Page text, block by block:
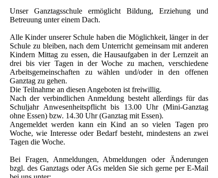
Unser Ganztagsschule ermöglicht Bildung, Erziehung und
Betreuung unter einem Dach.
Alle Kinder unserer Schule haben die Möglichkeit, länger in der
Schule zu bleiben, nach dem Unterricht gemeinsam mit anderen
Kindern Mittag zu essen, die Hausaufgaben in der Lernzeit an
drei bis vier Tagen in der Woche zu machen, verschiedene
Arbeitsgemeinschaften zu wählen und/oder in den offenen
Ganztag zu gehen.
Die Teilnahme an diesen Angeboten ist freiwillig.
Nach der verbindlichen Anmeldung besteht allerdings für das
Schuljahr Anwesenheitspflicht bis 13.00 Uhr (Mini-Ganztag
ohne Essen) bzw. 14.30 Uhr (Ganztag mit Essen).
Angemeldet werden kann ein Kind an so vielen Tagen pro
Woche, wie Interesse oder Bedarf besteht, mindestens an zwei
Tagen die Woche.
Bei Fragen, Anmeldungen, Abmeldungen oder Änderungen
bzgl. des Ganztags oder AGs melden Sie sich gerne per E-Mail